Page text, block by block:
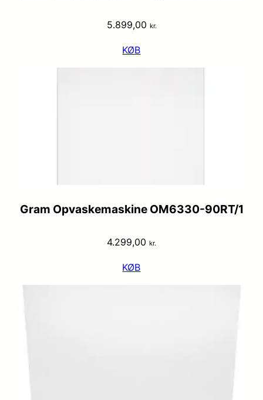
5.899,00 kr.
KØB
Gram Opvaskemaskine OM6330-90RT/1
4.299,00 kr.
KØB